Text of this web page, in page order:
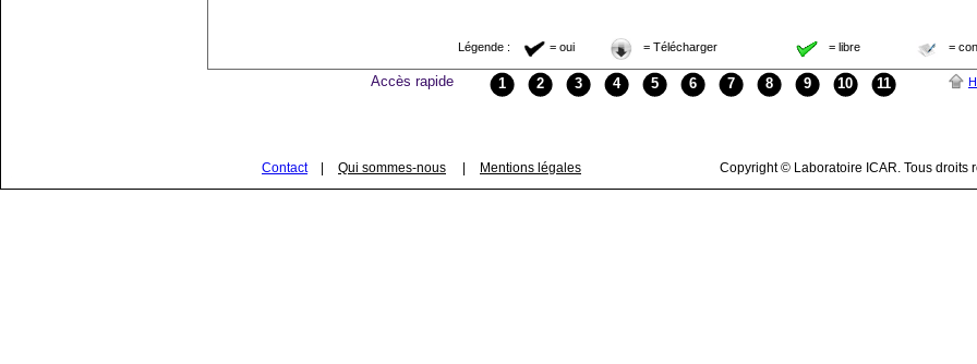
Légende : = oui = Télécharger = libre =
Accès rapide 1 2 3 4 5 6 7 8 9 10 11
Copyright © Laboratoire ICAR. Tous droits
Contact| Qui sommes-nous Mentions légales